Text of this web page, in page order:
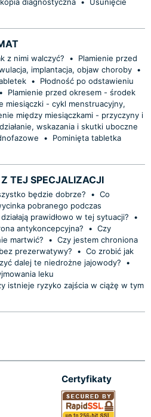
z nimi walczyć? •
Plamienie przed
implantacja, objaw choroby •
•
Płodność po odstawieniu
•
Plamienie przed okresem - środek
miesiączki - cykl menstruacyjny,
między miesiączkami - przyczyny i
wskazania i skutki uboczne
•
Pominięta tabletka
TEJ SPECJALIZACJI
będzie dobrze? • Co
pobranego podczas
prawidłowo w tej sytuacji?
•
antykoncepcyjna?
• Czy
martwić?
• Czy jestem chroniona
prezerwatywy?
• Co zrobić jak
dalej te niedrożne jajowody?
•
leku
istnieje ryzyko zajścia w ciążę w tym
Certyfikaty